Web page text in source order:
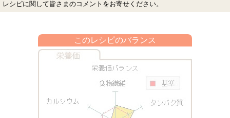
レシピに関して皆さまのコメントをお寄せください。
このレシピのバランス